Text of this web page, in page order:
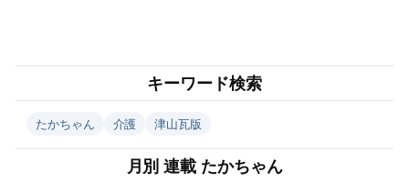
キーワード検索
たかちゃん 介護 津山瓦版
月別 連載 たかちゃん